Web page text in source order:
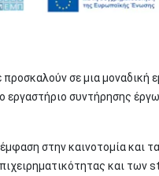
σε μια μοναδική
συντήρησης
στην καινοτομία και
και των